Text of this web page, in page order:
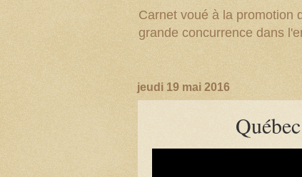
Carnet voué à la promotion
grande concurrence dans
jeudi 19 mai 2016